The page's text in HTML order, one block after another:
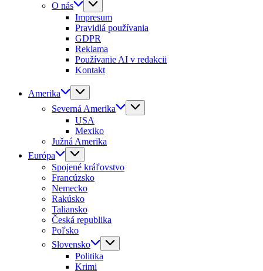
O nás
Impresum
Pravidlá používania
GDPR
Reklama
Používanie AI v redakcii
Kontakt
Amerika
Severná Amerika
USA
Mexiko
Južná Amerika
Európa
Spojené kráľovstvo
Francúzsko
Nemecko
Rakúsko
Taliansko
Česká republika
Poľsko
Slovensko
Politika
Krimi